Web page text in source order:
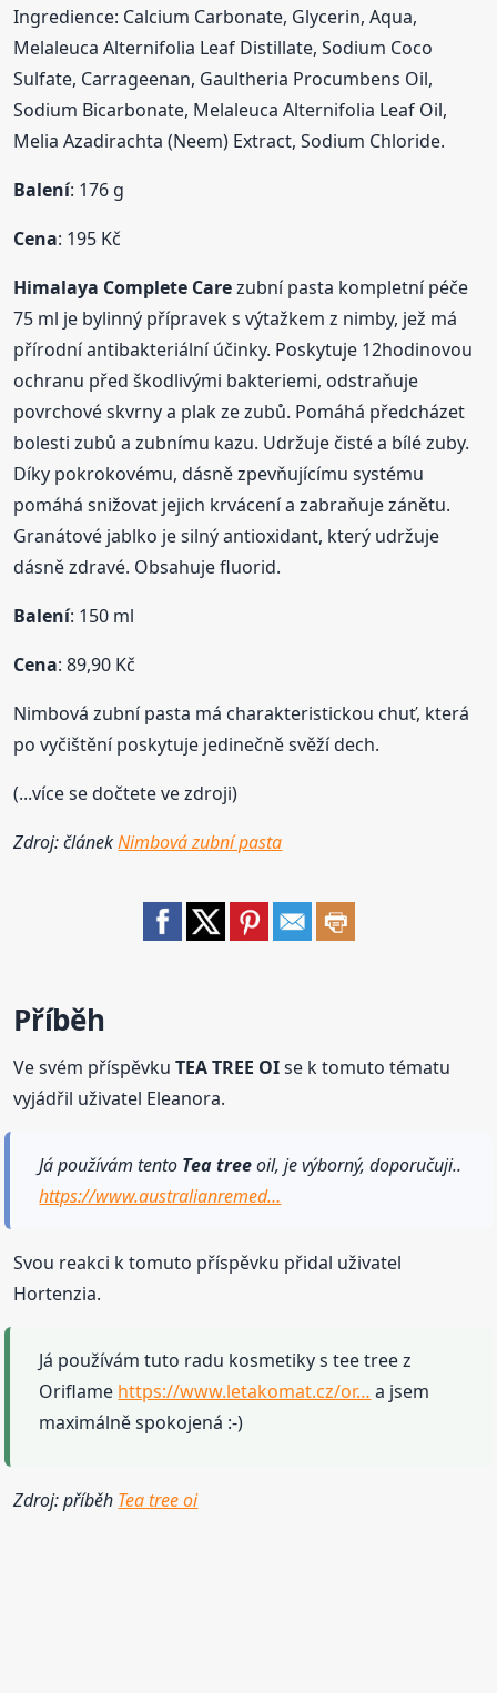
Ingredience: Calcium Carbonate, Glycerin, Aqua,
Melaleuca Alternifolia Leaf Distillate, Sodium Coco
Sulfate, Carrageenan, Gaultheria Procumbens Oil,
Sodium Bicarbonate, Melaleuca Alternifolia Leaf Oil,
Melia Azadirachta (Neem) Extract, Sodium Chloride.
Balení: 176 g
Cena: 195 Kč
Himalaya Complete Carezubní pasta kompletní péče
75 ml je bylinný přípravek s výtažkem z nimby, jež má
přírodní antibakteriální účinky. Poskytuje 12hodinovou
ochranu před škodlivými bakteriemi, odstraňuje
povrchové skvrny a plak ze zubů. Pomáhá předcházet
bolesti zubů a zubnímu kazu. Udržuje čisté a bílé zuby.
Díky pokrokovému, dásně zpevňujícímu systému
pomáhá snižovat jejich krvácení a zabraňuje zánětu.
Granátové jablko je silný antioxidant, který udržuje
dásně zdravé. Obsahuje fluorid.
Balení: 150 ml
Cena: 89,90 Kč
Nimbová zubní pasta má charakteristickou chuť, která
po vyčištění poskytuje jedinečně svěží dech.
(...více se dočtete ve zdroji)
Zdroj: článekNimbová zubní pasta
Příběh
Ve svém příspěvkuTEA TREE OIse k tomuto tématu
vyjádřil uživatel Eleanora.
Já používám tento Tea treeoil, je výborný, doporučuji..
https://www.australianremed…
Svou reakci k tomuto příspěvku přidal uživatel
Hortenzia.
Já používám tuto radu kosmetiky s tee tree z
Oriflame https://www.letakomat.cz/or… a jsem
maximálně spokojená :-)
Zdroj: příběh Tea tree oi